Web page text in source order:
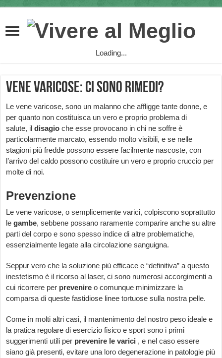
Loading...
Vene varicose: ci sono rimedi?
Le vene varicose, sono un malanno che affligge tante donne, e
per quanto non costituisca un vero e proprio problema di
salute, ildisagio che esse provocano in chi ne soffre è
particolarmente marcato, essendo molto visibili, e se nelle
stagioni più fredde possono essere facilmente nascoste, con
l’arrivo del caldo possono costituire un vero e proprio cruccio per
molte di noi.
Prevenzione
Le vene varicose, o semplicemente varici, colpiscono soprattutto
legambe, sebbene possano raramente comparire anche su altre
parti del corpo e sono spesso indice di altre problematiche,
essenzialmente legate alla circolazione sanguigna.
Seppur vero che la soluzione più efficace e “definitiva” a questo
inestetismo è il ricorso al laser, ci sono numerosi accorgimenti a
cui ricorrere per prevenire o comunque minimizzare la
comparsa di queste fastidiose linee tortuose sulla nostra pelle.
Come in molti altri casi, il mantenimento del nostro peso ideale e
la pratica regolare di esercizio fisico e sport sono i primi
suggerimenti utili per prevenire le varici , e nel caso essere
siano già presenti, evitare una loro degenerazione in patologie più